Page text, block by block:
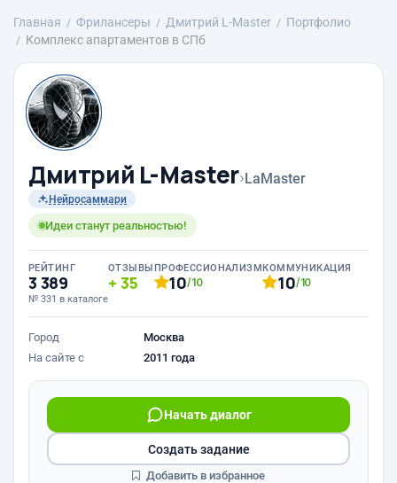
Главная Фрилансеры Дмитрий L-Master
Портфолио
Комплекс апартаментов в СПб
Дмитрий L-Master›LaMaster
Нейросаммари
Идеи станут реальностью!
РЕЙТИНГ
3 389
№ 331 в каталоге
ОТЗЫВЫ
35
ПРОФЕССИОНАЛИЗМ
10/10
КОММУНИКАЦИЯ
10/10
Город
Москва
На сайте с
2011 года
Начать диалог
Создать задание
Добавить в избранное